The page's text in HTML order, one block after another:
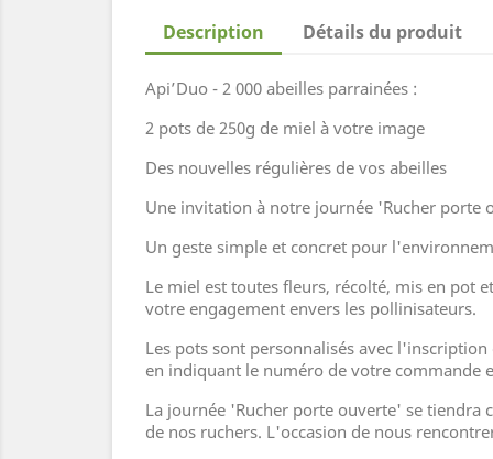
Description Détails du produit
Api’Duo - 2 000 abeilles parrainées :
2 pots de 250g de miel à votre image
Des nouvelles régulières de vos abeilles
Une invitation à notre journée 'Rucher porte
Un geste simple et concret pour
Le miel est toutes fleurs, récolté, mis en pot
votre engagement envers les pollinisateurs.
Les pots sont personnalisés avec
en indiquant le numéro de votre commande
La journée 'Rucher porte ouverte' se
de nos ruchers. L'occasion de nous